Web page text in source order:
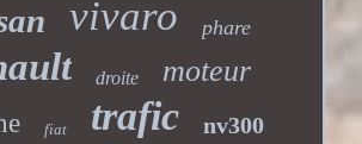
vivaro phare
droite moteur
fiat trafic nv300